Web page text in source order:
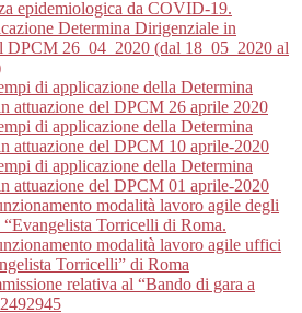
epidemiologica da COVID-19.
Determina Dirigenziale in
DPCM 26_04_2020 (dal 18_05_2020 al
di applicazione della Determina
attuazione del DPCM 26 aprile 2020
di applicazione della Determina
attuazione del DPCM 10 aprile-2020
di applicazione della Determina
attuazione del DPCM 01 aprile-2020
modalità lavoro agile degli
Torricelli di Roma.
modalità lavoro agile uffici
Torricelli” di Roma
relativa al “Bando di gara a